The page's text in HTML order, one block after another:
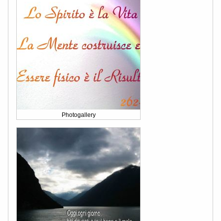
Photogallery